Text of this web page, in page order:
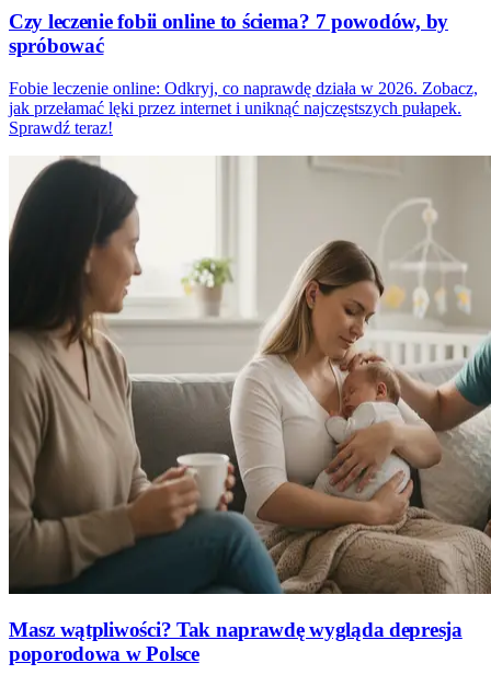
Czy leczenie fobii online to ściema? 7 powodów, by
spróbować
Fobie leczenie online: Odkryj, co naprawdę działa w 2026. Zobacz,
jak przełamać lęki przez internet i uniknąć najczęstszych pułapek.
Sprawdź teraz!
Masz wątpliwości? Tak naprawdę wygląda depresja
poporodowa w Polsce